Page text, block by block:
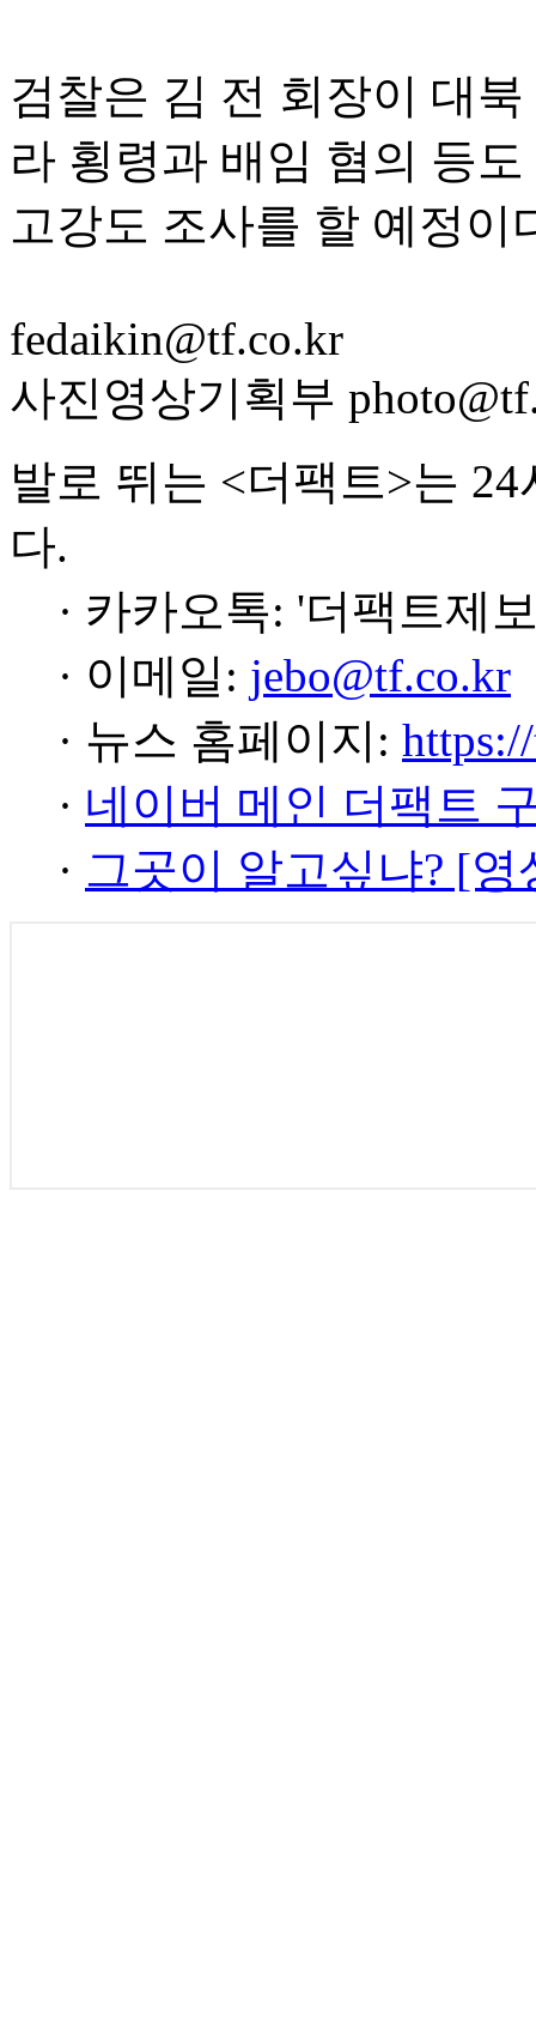
검찰은 김 전 회장이 대
라 횡령과 배임 혐의 등
고강도 조사를 할 예정이
fedaikin@tf.co.kr
사진영상기획부
발로 뛰는 <더팩트>는
다.
· 카카오톡: '더팩트제
· 이메일: jebo@tf.co.kr
· 뉴스 홈페이지:
· 네이버 메인 더팩트
· 그곳이 알고싶냐? [